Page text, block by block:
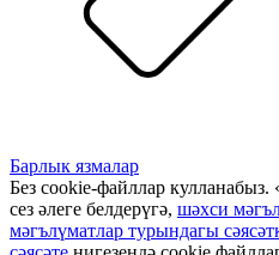
Барлык язмалар
Без cookie-файллар кулланабыз.
сез әлеге белдерүгә, шәхси
мәгълүматлар турындагы